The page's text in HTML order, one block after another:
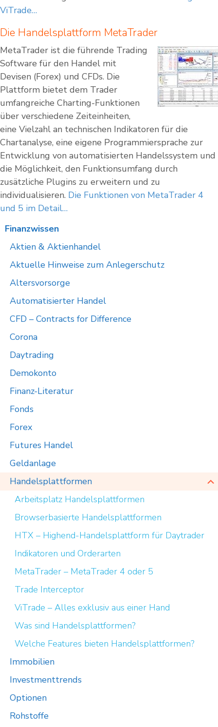
ViTrade…
Die Handelsplattform MetaTrader
MetaTrader ist die führende Trading
Software für den Handel mit
Devisen (Forex) und CFDs. Die
Plattform bietet dem Trader
umfangreiche Charting-Funktionen
über verschiedene Zeiteinheiten,
eine Vielzahl an technischen Indikatoren für die
Chartanalyse, eine eigene Programmiersprache zur
Entwicklung von automatisierten Handelssystem und
die Möglichkeit, den Funktionsumfang durch
zusätzliche Plugins zu erweitern und zu
individualisieren. Die Funktionen von MetaTrader 4
und 5 im Detail…
Finanzwissen
Aktien & Aktienhandel
Aktuelle Hinweise zum Anlegerschutz
Altersvorsorge
Automatisierter Handel
CFD – Contracts for Difference
Corona
Daytrading
Demokonto
Finanz-Literatur
Fonds
Forex
Futures Handel
Geldanlage
Handelsplattformen
Arbeitsplatz Handelsplattformen
Browserbasierte Handelsplattformen
HTX – Highend-Handelsplattform für Daytrader
Indikatoren und Orderarten
MetaTrader – MetaTrader 4 oder 5
Trade Interceptor
ViTrade – Alles exklusiv aus einer Hand
Was sind Handelsplattformen?
Welche Features bieten Handelsplattformen?
Immobilien
Investmenttrends
Optionen
Rohstoffe